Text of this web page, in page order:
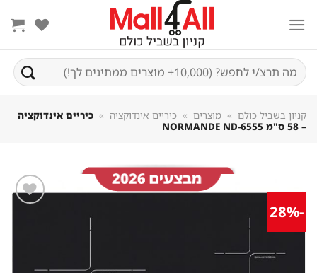
חיפוש
עבור:
קניון בשביל כולם מוצרים כיריים אינדוקציה
כיריים אינדוקציה
– 58 ס"מ NORMANDE ND-6555